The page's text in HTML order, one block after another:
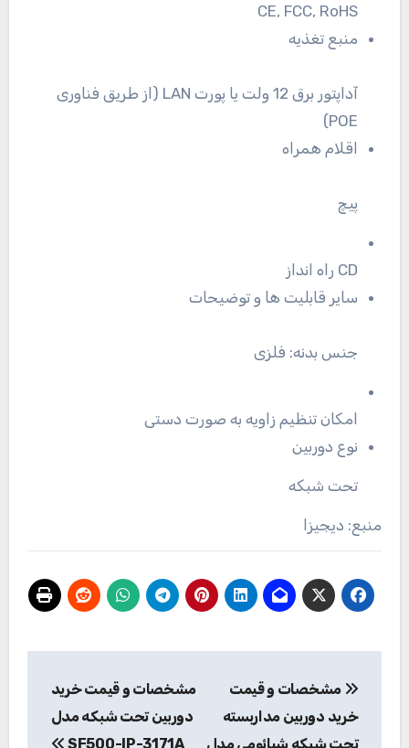
CE, FCC, RoHS
منبع تغذیه
آداپتور برق 12 ولت یا پورت LAN (از طریق فناوری
POE)
اقلام همراه
پیچ
CD راه انداز
سایر قابلیت ها و توضیحات
جنس بدنه: فلزی
امکان تنظیم زاویه به صورت دستی
نوع دوربین
تحت شبکه
منبع: دیجیزا
نوشته
مشخصات و قیمت
خرید دوربین مداربسته
تحت شبکه شیائومی مدل
مشخصات و قیمت خرید
دوربین تحت شبکه مدل
SF500-IP-3171A